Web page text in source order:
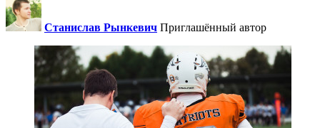
Станислав Рынкевич Приглашённый автор